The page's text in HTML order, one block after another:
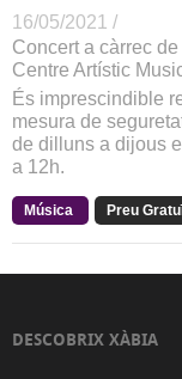
16/05/2021 /
Concert a càrrec
Centre Artístic
És imprescindible
mesura de
de dilluns a dijous
a 12h.
Música Preu
DESCOBRIX XÀBIA